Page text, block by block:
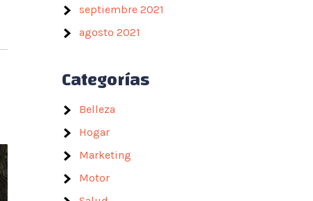
septiembre 2021
agosto 2021
Categorías
Belleza
Hogar
Marketing
Motor